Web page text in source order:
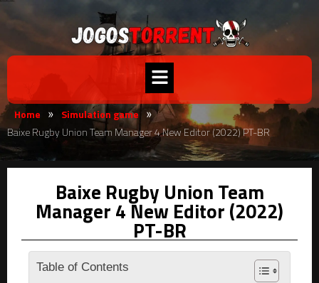
Home » Simulation game »
Baixe Rugby Union Team Manager 4 New Editor (2022) PT-BR
Baixe Rugby Union Team
Manager 4 New Editor (2022)
PT-BR
Table of Contents